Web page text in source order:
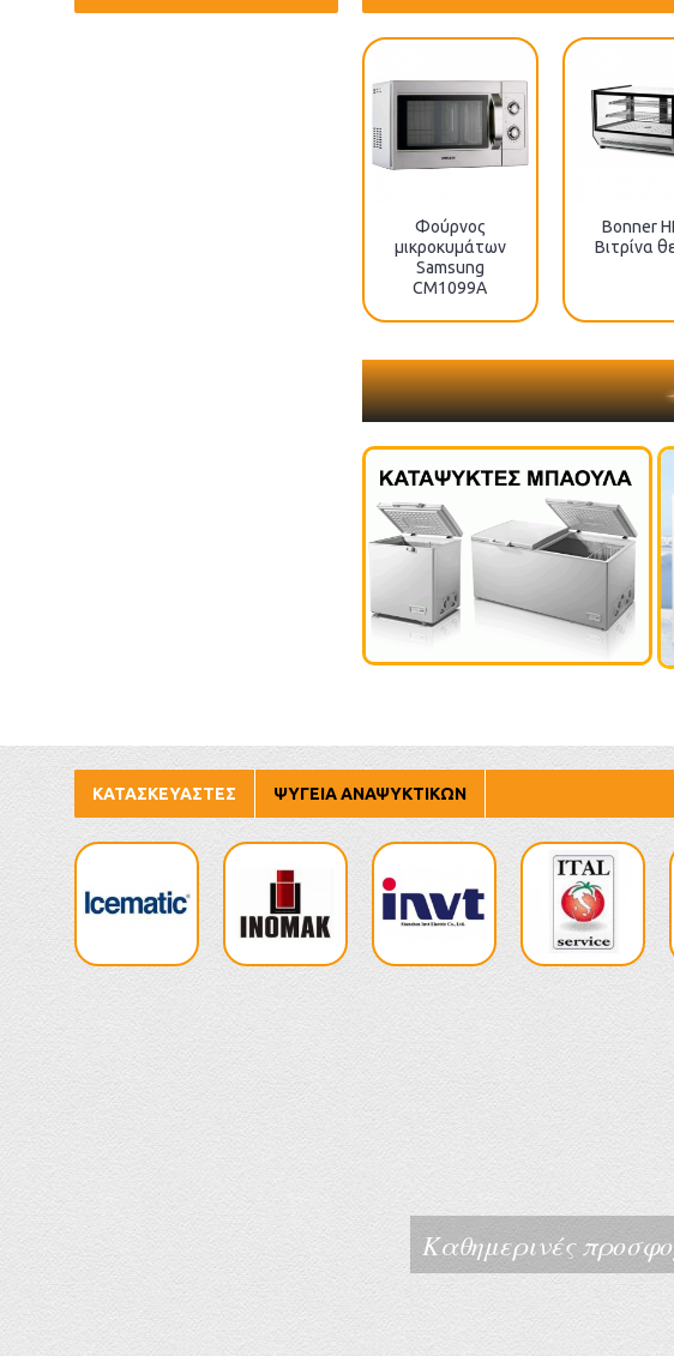
Φούρνος
μικροκυμάτων
Samsung
CM1099A
Bonner
Βιτρίνα
ΚΑΤΑΣΚΕΥΑΣΤΈΣ ΨΥΓΕΊΑ ΑΝΑΨΥΚΤΙΚΏΝ
Καθημερινές